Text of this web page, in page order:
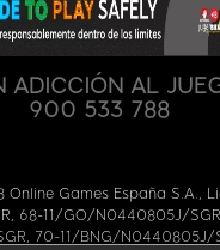
ADICCIÓN AL
900 533 788
Games España S.A.,
68-11/GO/N0440805J/
70-11/BNG/N0440805J/